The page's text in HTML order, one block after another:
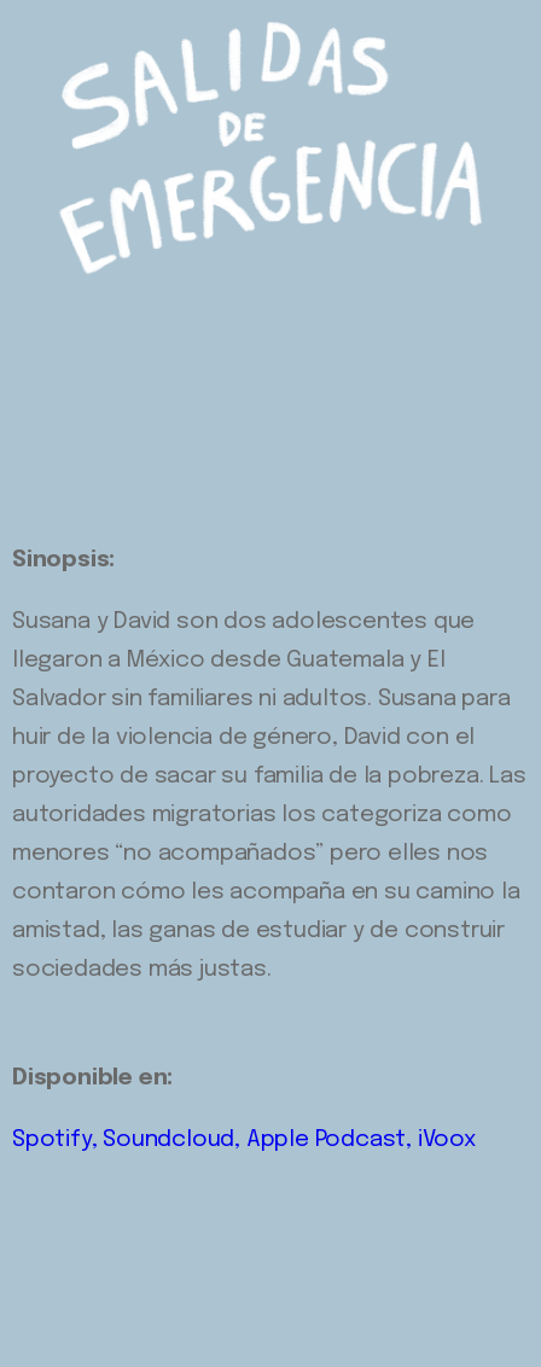
Sinopsis:
Susana y David son dos adolescentes que
llegaron a México desde Guatemala y El
Salvador sin familiares ni adultos. Susana para
huir de la violencia de género, David con el
proyecto de sacar su familia de la pobreza. Las
autoridades migratorias los categoriza como
menores “no acompañados” pero elles nos
contaron cómo les acompaña en su camino la
amistad, las ganas de estudiar y de construir
sociedades más justas.
Disponible en:
Spotify, Soundcloud, Apple Podcast, iVoox